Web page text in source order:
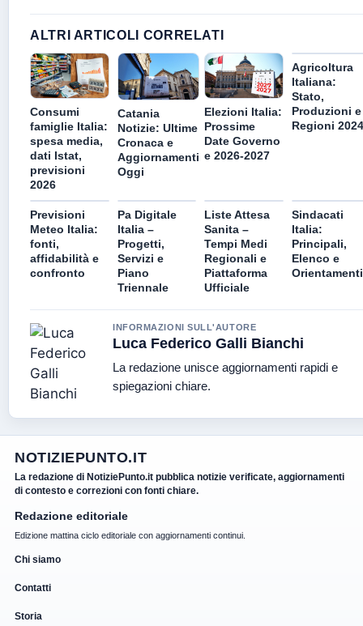
ALTRI ARTICOLI CORRELATI
Consumi
famiglie Italia:
spesa media,
dati Istat,
previsioni
2026
Catania
Notizie: Ultime
Cronaca e
Aggiornamenti
Oggi
Elezioni Italia:
Prossime
Date Governo
e 2026-2027
Agricoltura
Italiana:
Stato,
Produzioni e
Regioni 2024
Previsioni
Meteo Italia:
fonti,
affidabilità e
confronto
Pa Digitale
Italia –
Progetti,
Servizi e
Piano
Triennale
Liste Attesa
Sanita –
Tempi Medi
Regionali e
Piattaforma
Ufficiale
Sindacati
Italia:
Principali,
Elenco e
Orientamenti
INFORMAZIONI SULL'AUTORE
Luca Federico Galli Bianchi
La redazione unisce aggiornamenti rapidi e
spiegazioni chiare.
NOTIZIEPUNTO.IT
La redazione di NotiziePunto.it pubblica notizie verificate, aggiornamenti
di contesto e correzioni con fonti chiare.
Redazione editoriale
Edizione mattina ciclo editoriale con aggiornamenti continui.
Chi siamo
Contatti
Storia